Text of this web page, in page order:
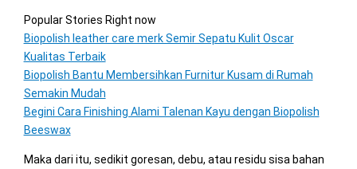
Popular Stories Right now
Biopolish leather care merk Semir Sepatu Kulit Oscar
Kualitas Terbaik
Biopolish Bantu Membersihkan Furnitur Kusam di Rumah
Semakin Mudah
Begini Cara Finishing Alami Talenan Kayu dengan Biopolish
Beeswax
Maka dari itu, sedikit goresan, debu, atau residu sisa bahan